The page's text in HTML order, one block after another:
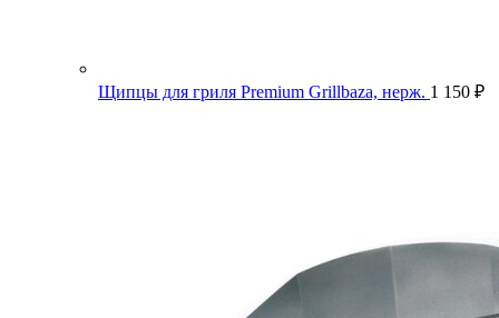
Щипцы для гриля Premium Grillbaza, нерж. 1 150 ₽